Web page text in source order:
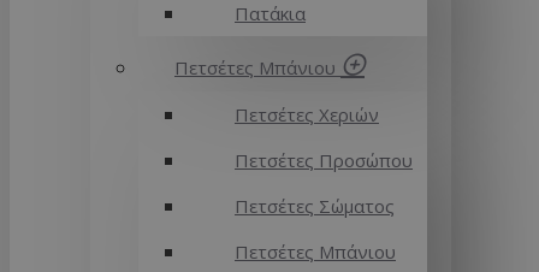
Πατάκια
Πετσέτες Μπάνιου
Πετσέτες Χεριών
Πετσέτες Προσώπου
Πετσέτες Σώματος
Πετσέτες Μπάνιου